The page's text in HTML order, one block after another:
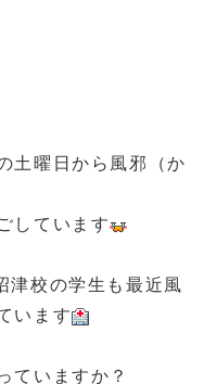
土曜日から風邪（か
しています
校の学生も最近風
います
ていますか？